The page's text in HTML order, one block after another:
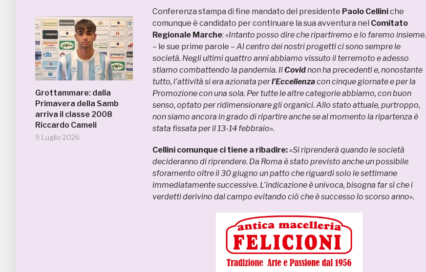
Grottammare: dalla
Primavera della Samb
arriva il classe 2008
Riccardo Cameli
9 Luglio 2026
Conferenza stampa di fine mandato del presidente Paolo Celliniche
comunque è candidato per continuare la sua avventura nel Comitato
Regionale Marche: «Intanto posso dire che ripartiremo e lo faremo insieme.
– le sue prime parole – Al centro dei nostri progetti ci sono sempre le
società. Negli ultimi quattro anni abbiamo vissuto il terremoto e adesso
stiamo combattendo la pandemia. Il Covidnon ha precedenti e, nonostante
tutto, l’attività si era azionata perl’Eccellenzacon cinque giornate e per la
Promozione con una sola. Per tutte le altre categorie abbiamo, con buon
senso, optato per ridimensionare gli organici. Allo stato attuale, purtroppo,
non siamo ancora in grado di ripartire anche se al momento la ripartenza è
stata fissata per il 13-14 febbraio».
Cellini comunque ci tiene a ribadire:«Si riprenderà quando le società
decideranno di riprendere. Da Roma è stato previsto anche un possibile
sforamento oltre il 30 giugno un patto che riguardi solo le settimane
immediatamente successive. L’indicazione è univoca, bisogna far sì che i
verdetti derivino dal campo evitando ciò che è successo lo scorso anno».